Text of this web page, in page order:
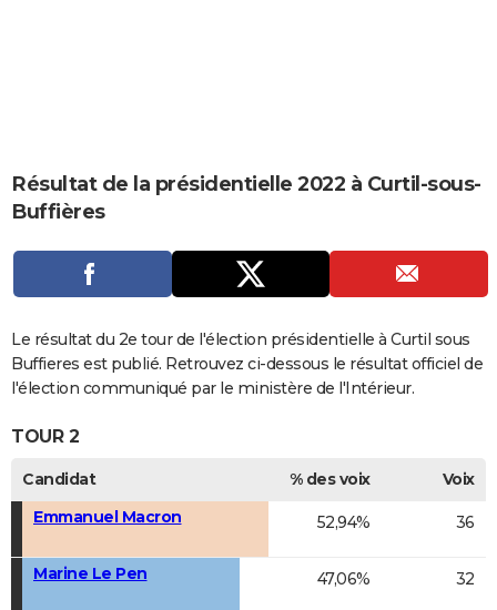
Carte de Noël
Carte Bonne année
Carte Saint-Valentin
Carte Pâques
Carte d'anniversaire
DICTIONNAIRE
PROGRAMME TV
COPAINS D'AVANT
S'inscrire
Se connecter
Lycées
Collèges
Primaires
Universités
Entreprises
Service militaire
Avis de recherche
AVIS DE DÉCÈS
FORUM
Bricolage
Lifestyle
Culture
Sport
Auto
Television
Voyage
Cinema
Résultat de la présidentielle 2022 à Curtil-sous-
Buffières
Le résultat du 2e tour de l'élection présidentielle à Curtil sous
Buffieres est publié. Retrouvez ci-dessous le résultat officiel de
l'élection communiqué par le ministère de l'Intérieur.
TOUR 2
Candidat % des voix
Voix
Emmanuel Macron
52,94% 36
Marine Le Pen 47,06% 32